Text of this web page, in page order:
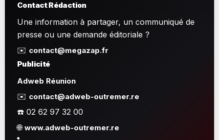
Contact Rédaction
Une information à partager, un communiqué de
presse ou une demande éditoriale ?
✉️ contact@megazap.fr
Publicité
Adweb Réunion
✉️ contact@adweb-outremer.re
☎️ 02 62 97 32 00
🌐www.adweb-outremer.re